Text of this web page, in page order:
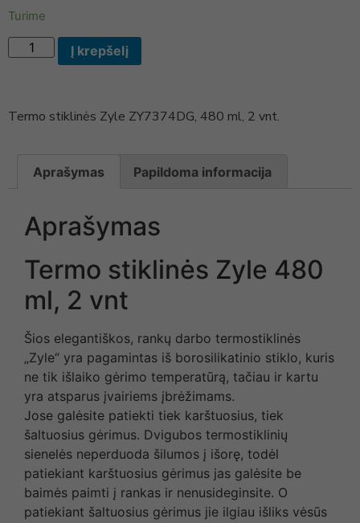
Turime
Į krepšelį
Termo stiklinės Zyle ZY7374DG, 480 ml, 2 vnt.
Aprašymas Papildoma informacija
Aprašymas
Termo stiklinės Zyle 480
ml, 2 vnt
Šios elegantiškos, rankų darbo termostiklinės
„Zyle“ yra pagamintas iš borosilikatinio stiklo, kuris
ne tik išlaiko gėrimo temperatūrą, tačiau ir kartu
yra atsparus įvairiems įbrėžimams.
Jose galėsite patiekti tiek karštuosius, tiek
šaltuosius gėrimus. Dvigubos termostiklinių
sienelės neperduoda šilumos į išorę, todėl
patiekiant karštuosius gėrimus jas galėsite be
baimės paimti į rankas ir nenusideginsite. O
patiekiant šaltuosius gėrimus jie ilgiau išliks vėsūs